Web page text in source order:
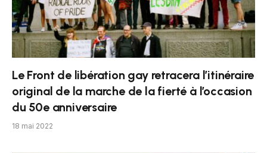
Le Front de libération gay retracera l’itinéraire
original de la marche de la fierté à l’occasion
du 50e anniversaire
18 mai 2022